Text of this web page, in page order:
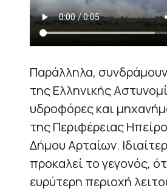
Παράλληλα,
της Ελληνικής
υδροφόρες και
της Περιφέρειας
Δήμου Αρταίων.
προκαλεί το γεγονός,
ευρύτερη περιοχή